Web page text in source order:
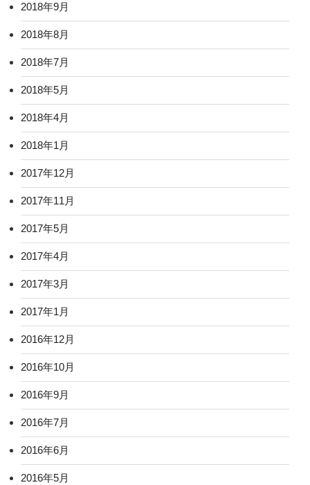
2018年9月
2018年8月
2018年7月
2018年5月
2018年4月
2018年1月
2017年12月
2017年11月
2017年5月
2017年4月
2017年3月
2017年1月
2016年12月
2016年10月
2016年9月
2016年7月
2016年6月
2016年5月